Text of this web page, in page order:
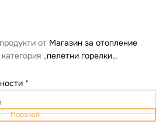
от Магазин за отопление
„пелетни горелки„.
*
Поръчай